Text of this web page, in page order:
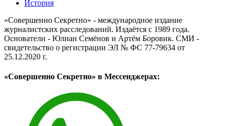
История
«Совершенно Секретно» - международное издание
журналистских расследований. Издаётся с 1989 года.
Основатели - Юлиан Семёнов и Артём Боровик. CМИ -
свидетельство о регистрации ЭЛ № ФС 77-79634 от
25.12.2020 г.
«Совершенно Секретно» в Мессенджерах: